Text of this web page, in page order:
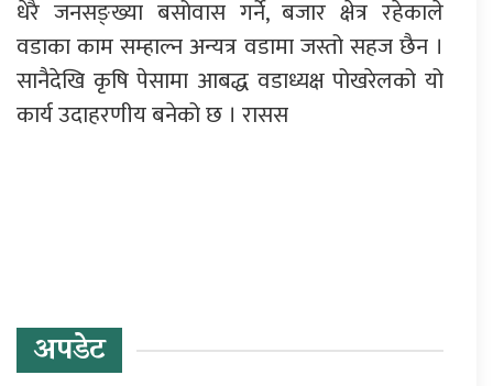
धेरै जनसङ्ख्या बसोवास गर्ने, बजार क्षेत्र रहेकाले
वडाका काम सम्हाल्न अन्यत्र वडामा जस्तो सहज छैन ।
सानैदेखि कृषि पेसामा आबद्ध वडाध्यक्ष पोखरेलको यो
कार्य उदाहरणीय बनेको छ । रासस
अपडेट